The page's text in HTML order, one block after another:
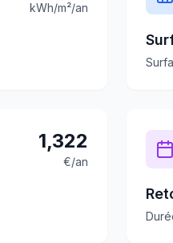
kWh/m²/an
1,322
€/an